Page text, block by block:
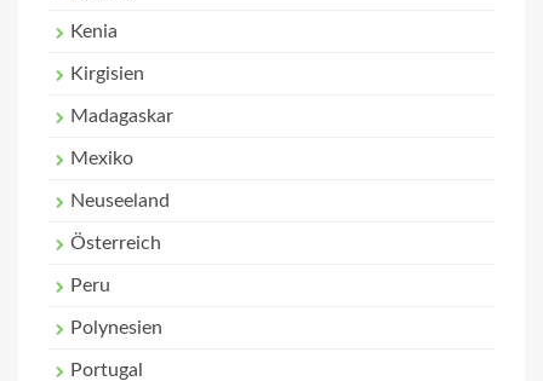
Kenia
Kirgisien
Madagaskar
Mexiko
Neuseeland
Österreich
Peru
Polynesien
Portugal